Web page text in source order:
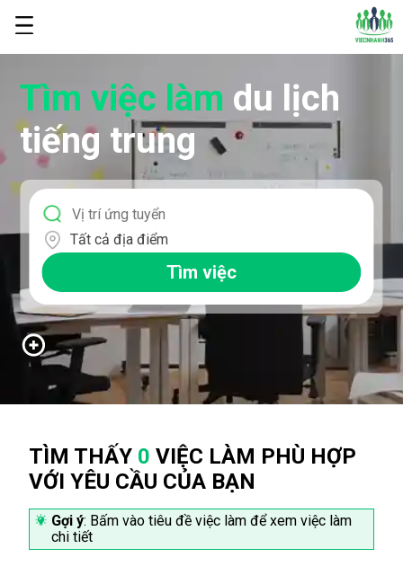
Tìm việc làm du lịch
tiếng trung
Tất cả địa điểm
Tìm việc
TÌM THẤY 0 VIỆC LÀM PHÙ HỢP
VỚI YÊU CẦU CỦA BẠN
Gợi ý: Bấm vào tiêu đề việc làm để xem việc làm
chi tiết